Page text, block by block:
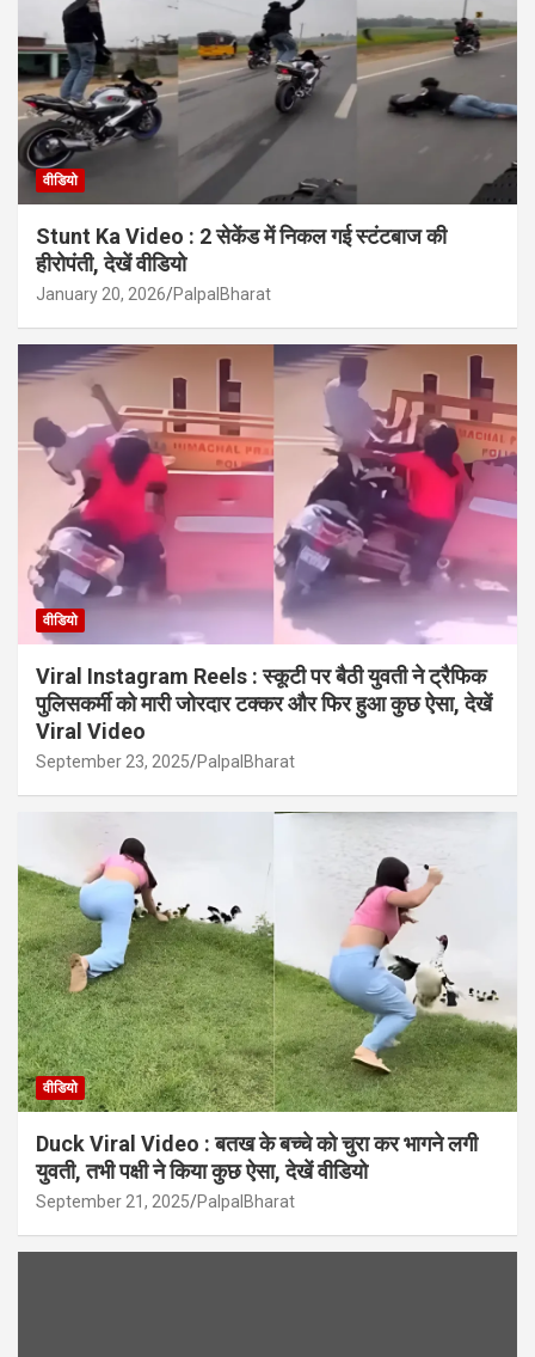
वीडियो
Stunt Ka Video : 2 सेकेंड में निकल गई स्टंटबाज की
हीरोपंती, देखें वीडियो
January 20, 2026 PalpalBharat
वीडियो
Viral Instagram Reels : स्कूटी पर बैठी युवती ने ट्रैफिक
पुलिसकर्मी को मारी जोरदार टक्कर और फिर हुआ कुछ ऐसा, देखें
Viral Video
September 23, 2025 PalpalBharat
वीडियो
Duck Viral Video : बतख के बच्चे को चुरा कर भागने लगी
युवती, तभी पक्षी ने किया कुछ ऐसा, देखें वीडियो
September 21, 2025 PalpalBharat